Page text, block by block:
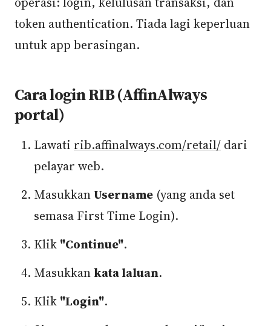
token authentication. Tiada lagi keperluan
untuk app berasingan.
Cara login RIB (AffinAlways
portal)
Lawati rib.affinalways.com/retail/ dari
pelayar web.
MasukkanUsername (yang anda set
semasa First Time Login).
Klik "Continue".
Masukkankata laluan.
Klik "Login".